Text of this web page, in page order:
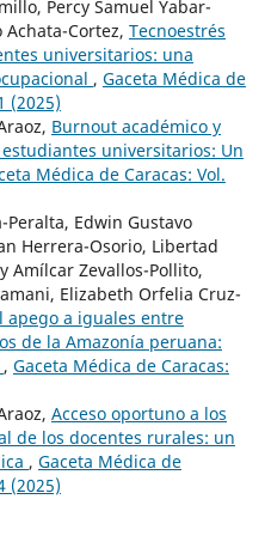
Percy Samuel Yabar-
Cortez, Tecnoestrés
universitarios: una
, Gaceta Médica de
(2025)
Burnout académico y
universitarios: Un
Médica de Caracas: Vol.
Peralta, Edwin Gustavo
Herrera-Osorio, Libertad
Amílcar Zevallos-Pollito,
Elizabeth Orfelia Cruz-
apego a iguales entre
de la Amazonía peruana:
, Gaceta Médica de Caracas:
Acceso oportuno a los
de los docentes rurales: un
, Gaceta Médica de
(2025)